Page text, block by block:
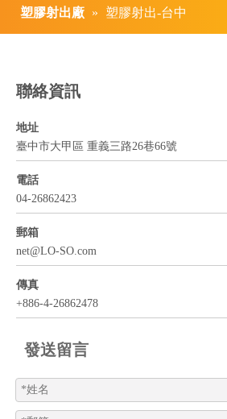
塑膠射出廠 » 塑膠射出-台中
聯絡資訊
地址
臺中市大甲區 重義三路26巷66號
電話
04-26862423
郵箱
net@LO-SO.com
傳真
+886-4-26862478
發送留言